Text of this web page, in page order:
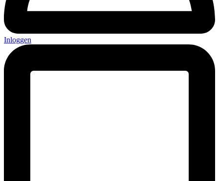
Inloggen